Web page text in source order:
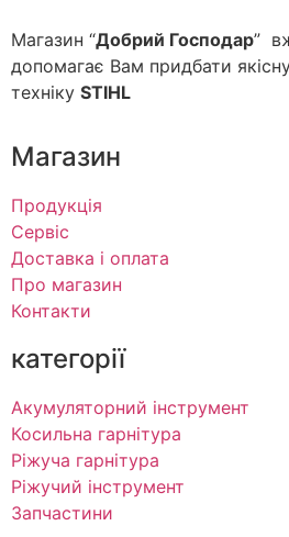
Магазин “Добрий Господар”
допомагає Вам придбати
техніку STIHL
Магазин
Продукція
Сервіс
Доставка і оплата
Про магазин
Контакти
категорії
Акумуляторний інструмент
Косильна гарнітура
Ріжуча гарнітура
Ріжучий інструмент
Запчастини